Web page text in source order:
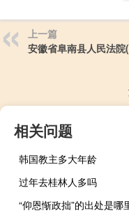
上一篇
安徽省阜南县人民法
相关问题
韩国教主多大年龄
过年去桂林人多吗
“仰恩惭政拙”的出处是哪